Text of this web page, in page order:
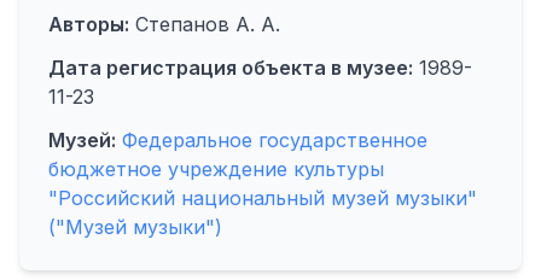
Авторы: Степанов А. А.
Дата регистрация объекта в музее: 1989-
11-23
Музей: Федеральное государственное
бюджетное учреждение культуры
"Российский национальный музей музыки"
("Музей музыки")